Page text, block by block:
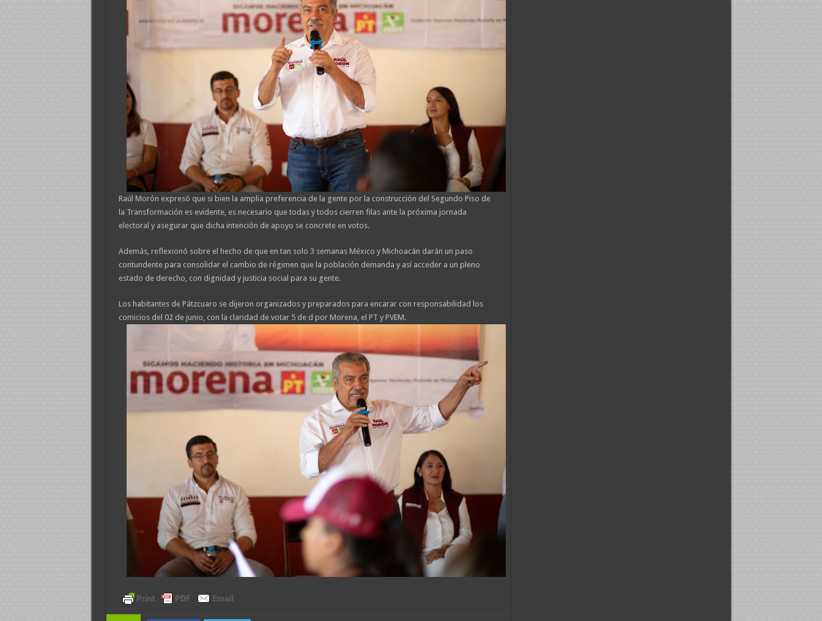
Raúl Morón expresó que si bien la amplia preferencia de la gente por la construcción del Segundo Piso de
la Transformación es evidente, es necesario que todas y todos cierren filas ante la próxima jornada
electoral y asegurar que dicha intención de apoyo se concrete en votos.
Además, reflexionó sobre el hecho de que en tan solo 3 semanas México y Michoacán darán un paso
contundente para consolidar el cambio de régimen que la población demanda y así acceder a un pleno
estado de derecho, con dignidad y justicia social para su gente.
Los habitantes de Pátzcuaro se dijeron organizados y preparados para encarar con responsabilidad los
comicios del 02 de junio, con la claridad de votar 5 de d por Morena, el PT y PVEM.